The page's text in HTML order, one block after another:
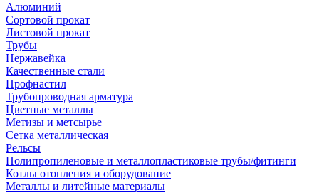
Алюминий
Сортовой прокат
Листовой прокат
Трубы
Нержавейка
Качественные стали
Профнастил
Трубопроводная арматура
Цветные металлы
Метизы и метсырье
Сетка металлическая
Рельсы
Полипропиленовые и металлопластиковые трубы/фитинги
Котлы отопления и оборудование
Металлы и литейные материалы